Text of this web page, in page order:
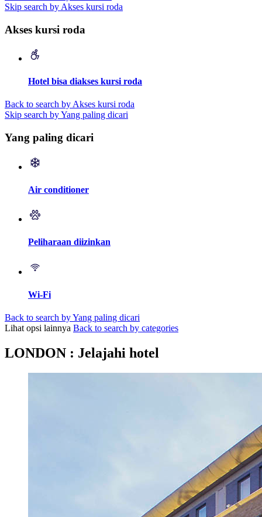
Skip search by Akses kursi roda
Akses kursi roda
Hotel bisa diakses kursi roda
Back to search by Akses kursi roda
Skip search by Yang paling dicari
Yang paling dicari
Air conditioner
Peliharaan diizinkan
Wi-Fi
Back to search by Yang paling dicari
Lihat opsi lainnya Back to search by categories
LONDON : Jelajahi hotel